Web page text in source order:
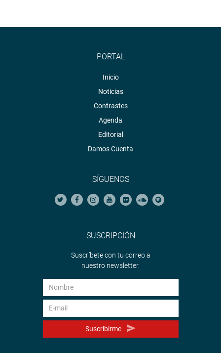
PORTAL
Inicio
Noticias
Contrastes
Agenda
Editorial
Damos Cuenta
SÍGUENOS
SUSCRIPCIÓN
Suscríbete con tu correo a
nuestro newsletter.
Suscribirme